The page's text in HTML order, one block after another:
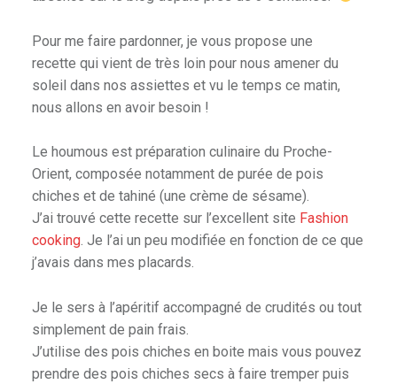
Pour me faire pardonner, je vous propose une
recette qui vient de très loin pour nous amener du
soleil dans nos assiettes et vu le temps ce matin,
nous allons en avoir besoin !
Le houmous est préparation culinaire du Proche-
Orient, composée notamment de purée de pois
chiches et de tahiné (une crème de sésame).
J’ai trouvé cette recette sur l’excellent site Fashion
cooking. Je l’ai un peu modifiée en fonction de ce que
j’avais dans mes placards.
Je le sers à l’apéritif accompagné de crudités ou tout
simplement de pain frais.
J’utilise des pois chiches en boite mais vous pouvez
prendre des pois chiches secs à faire tremper puis